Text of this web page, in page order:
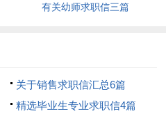
有关幼师求职信三篇
关于销售求职信汇总6篇
精选毕业生专业求职信4篇